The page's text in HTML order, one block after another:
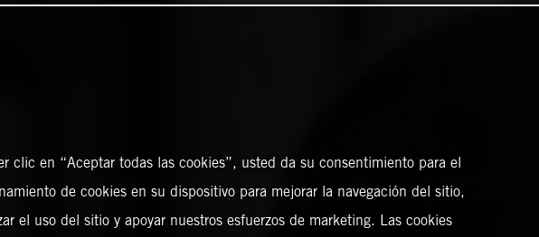
clic en “Aceptar todas las cookies”, usted da su consentimiento para el
de cookies en su dispositivo para mejorar la navegación del sitio,
el uso del sitio y apoyar nuestros esfuerzos de marketing. Las cookies